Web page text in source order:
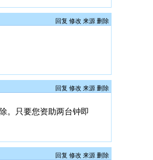
回复 修改 来源 删除
回复 修改 来源 删除
。只要您资助两台钟即
回复 修改 来源 删除